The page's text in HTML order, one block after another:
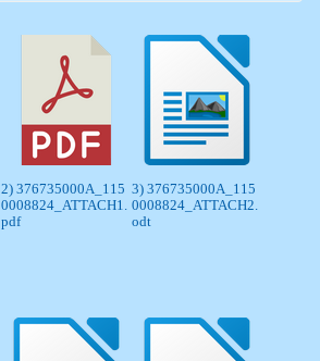
2) 376735000A_115
0008824_ATTACH1.
pdf
3) 376735000A_115
0008824_ATTACH2.
odt